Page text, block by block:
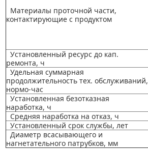
Материалы проточной части,
контактирующие с продуктом
Установленный ресурс до кап.
ремонта, ч
Удельная суммарная
продолжительность тех. обслуживаний,
нормо-час
Установленная безотказная
наработка, ч
Средняя наработка на отказ, ч
Установленный срок службы, лет
Диаметр всасывающего и
нагнетательного патрубков, мм